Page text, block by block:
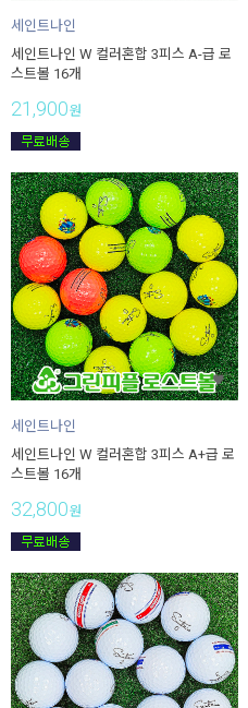
세인트나인
세인트나인 W 컬러혼합 3피스 A-급 로
스트볼 16개
21,900원
세인트나인
세인트나인 W 컬러혼합 3피스 A+급 로
스트볼 16개
32,800원